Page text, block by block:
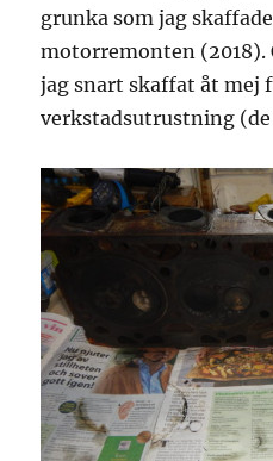
grunka som jag
motorremonten (2018).
jag snart skaffat åt mej
verkstadsutrustning